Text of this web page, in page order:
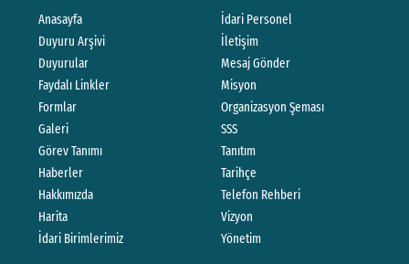
Anasayfa
Duyuru Arşivi
Duyurular
Faydalı Linkler
Formlar
Galeri
Görev Tanımı
Haberler
Hakkımızda
Harita
İdari Birimlerimiz
İdari Personel
İletişim
Mesaj Gönder
Misyon
Organizasyon Şeması
SSS
Tanıtım
Tarihçe
Telefon Rehberi
Vizyon
Yönetim